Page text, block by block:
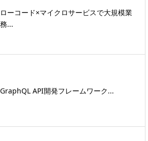
ローコード×マイクロサービスで大規模業
務...
GraphQL API開発フレームワーク...